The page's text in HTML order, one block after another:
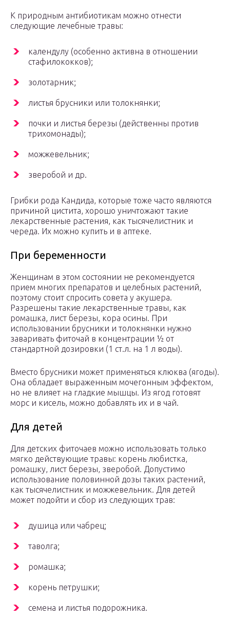
К природным антибиотикам можно отнести
следующие лечебные травы:
календулу (особенно активна в отношении
стафилококков);
золотарник;
листья брусники или толокнянки;
почки и листья березы (действенны против
трихомонады);
можжевельник;
зверобой и др.
Грибки рода Кандида, которые тоже часто являются
причиной цистита, хорошо уничтожают такие
лекарственные растения, как тысячелистник и
череда. Их можно купить и в аптеке.
При беременности
Женщинам в этом состоянии не рекомендуется
прием многих препаратов и целебных растений,
поэтому стоит спросить совета у акушера.
Разрешены такие лекарственные травы, как
ромашка, лист березы, кора осины. При
использовании брусники и толокнянки нужно
заваривать фиточай в концентрации ½ от
стандартной дозировки (1 ст.л. на 1 л воды).
Вместо брусники может применяться клюква (ягоды).
Она обладает выраженным мочегонным эффектом,
но не влияет на гладкие мышцы. Из ягод готовят
морс и кисель, можно добавлять их и в чай.
Для детей
Для детских фиточаев можно использовать только
мягко действующие травы: корень любистка,
ромашку, лист березы, зверобой. Допустимо
использование половинной дозы таких растений,
как тысячелистник и можжевельник. Для детей
может подойти и сбор из следующих трав:
душица или чабрец;
таволга;
ромашка;
корень петрушки;
семена и листья подорожника.